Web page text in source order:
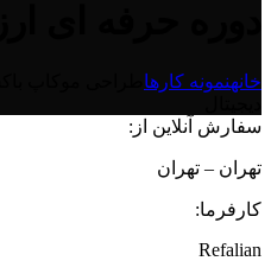
خانهنمونه کارها
سفارش آنلاین از:
تهران – تهران
کارفرما:
Refalian